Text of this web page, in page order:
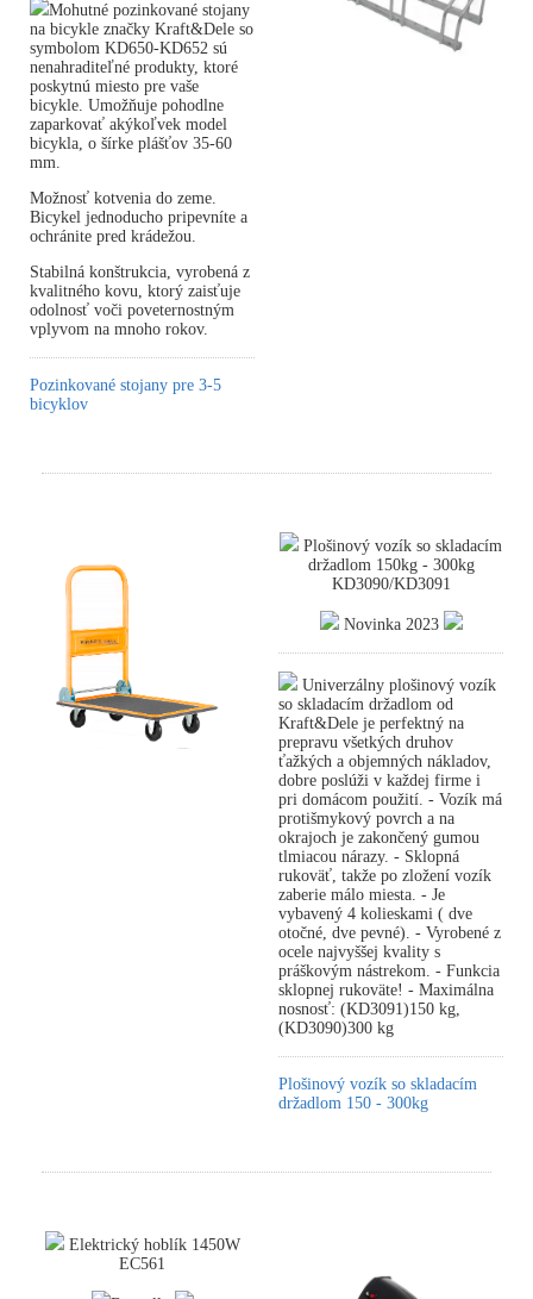
Mohutné pozinkované stojany
na bicykle značky Kraft&Dele so
symbolom KD650-KD652 sú
nenahraditeľné produkty, ktoré
poskytnú miesto pre vaše
bicykle. Umožňuje pohodlne
zaparkovať akýkoľvek model
bicykla, o šírke plášťov 35-60
mm.
Možnosť kotvenia do zeme.
Bicykel jednoducho pripevníte a
ochránite pred krádežou.
Stabilná konštrukcia, vyrobená z
kvalitného kovu, ktorý zaisťuje
odolnosť voči poveternostným
vplyvom na mnoho rokov.
Pozinkované stojany pre 3-5
bicyklov
Plošinový vozík so skladacím
držadlom 150kg - 300kg
KD3090/KD3091
Novinka 2023
Univerzálny plošinový vozík
so skladacím držadlom od
Kraft&Dele je perfektný na
prepravu všetkých druhov
ťažkých a objemných nákladov,
dobre poslúži v každej firme i
pri domácom použití. - Vozík má
protišmykový povrch a na
okrajoch je zakončený gumou
tlmiacou nárazy. - Sklopná
rukoväť, takže po zložení vozík
zaberie málo miesta. - Je
vybavený 4 kolieskami ( dve
otočné, dve pevné). - Vyrobené z
ocele najvyššej kvality s
práškovým nástrekom. - Funkcia
sklopnej rukoväte! - Maximálna
nosnosť: (KD3091)150 kg,
(KD3090)300 kg
Plošinový vozík so skladacím
držadlom 150 - 300kg
Elektrický hoblík 1450W
EC561